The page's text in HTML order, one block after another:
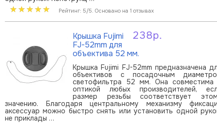
Рейтинг: 5/5. Основано на 1 отзывах
238р.
Крышка Fujimi
FJ-52mm для
объектива 52 мм.
Крышка Fujimi FJ-52mm предназначена
объективов с посадочным
светофильтра 52 мм. Она совместима
оптикой любых производителей,
размер резьбы соответствует
значению. Благодаря центральному механизму
аксессуар можно быстро снять или установить одной
не приклады …